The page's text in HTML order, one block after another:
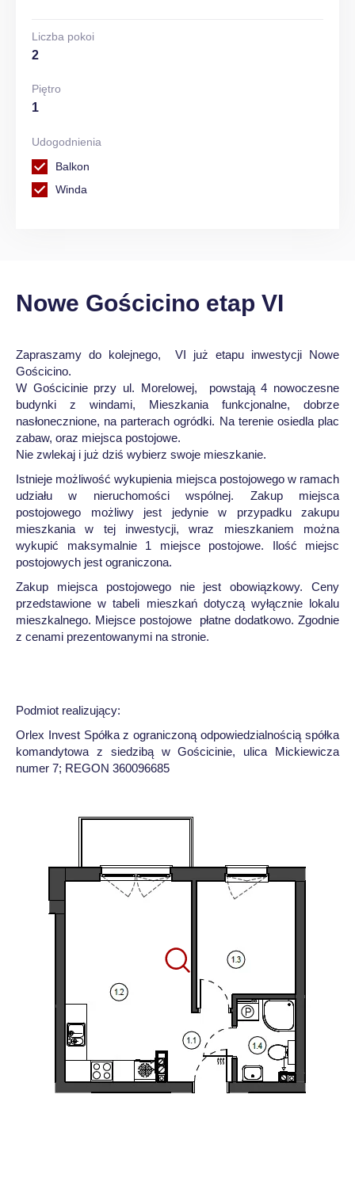
Liczba pokoi
2
Piętro
1
Udogodnienia
Balkon
Winda
Nowe Gościcino etap VI
Zapraszamy do kolejnego, VI już etapu inwestycji Nowe
Gościcino.
W Gościcinie przy ul. Morelowej, powstają 4 nowoczesne
budynki z windami, Mieszkania funkcjonalne, dobrze
nasłonecznione, na parterach ogródki. Na terenie osiedla plac
zabaw, oraz miejsca postojowe.
Nie zwlekaj i już dziś wybierz swoje mieszkanie.
Istnieje możliwość wykupienia miejsca postojowego w ramach
udziału w nieruchomości wspólnej. Zakup miejsca
postojowego możliwy jest jedynie w przypadku zakupu
mieszkania w tej inwestycji, wraz mieszkaniem można
wykupić maksymalnie 1 miejsce postojowe. Ilość miejsc
postojowych jest ograniczona.
Zakup miejsca postojowego nie jest obowiązkowy. Ceny
przedstawione w tabeli mieszkań dotyczą wyłącznie lokalu
mieszkalnego. Miejsce postojowe płatne dodatkowo. Zgodnie
z cenami prezentowanymi na stronie.
Podmiot realizujący:
Orlex Invest Spółka z ograniczoną odpowiedzialnością spółka
komandytowa z siedzibą w Gościcinie, ulica Mickiewicza
numer 7; REGON 360096685